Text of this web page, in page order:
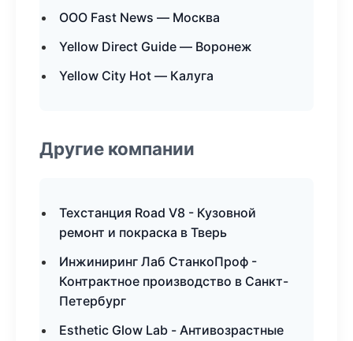
ООО Fast News — Москва
Yellow Direct Guide — Воронеж
Yellow City Hot — Калуга
Другие компании
Техстанция Road V8 - Кузовной
ремонт и покраска в Тверь
Инжиниринг Лаб СтанкоПроф -
Контрактное производство в Санкт-
Петербург
Esthetic Glow Lab - Антивозрастные